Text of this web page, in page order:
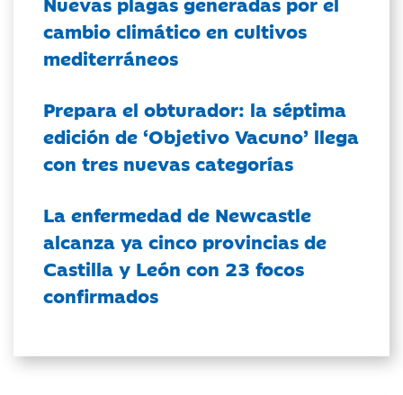
cambio climático en cultivos
mediterráneos
Prepara el obturador: la séptima
edición de ‘Objetivo Vacuno’ llega
con tres nuevas categorías
La enfermedad de Newcastle
alcanza ya cinco provincias de
Castilla y León con 23 focos
confirmados